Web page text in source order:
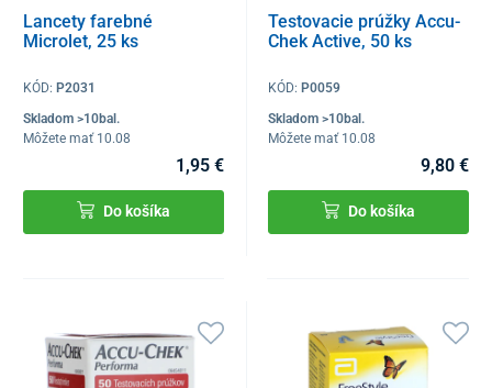
Lancety farebné
Microlet, 25 ks
KÓD: P2031
Skladom >10bal.
Môžete mať 10.08
1,95 €
Do košíka
Testovacie prúžky Accu-
Chek Active, 50 ks
KÓD:P0059
Skladom >10bal.
Môžete mať 10.08
9,80 €
Do košíka